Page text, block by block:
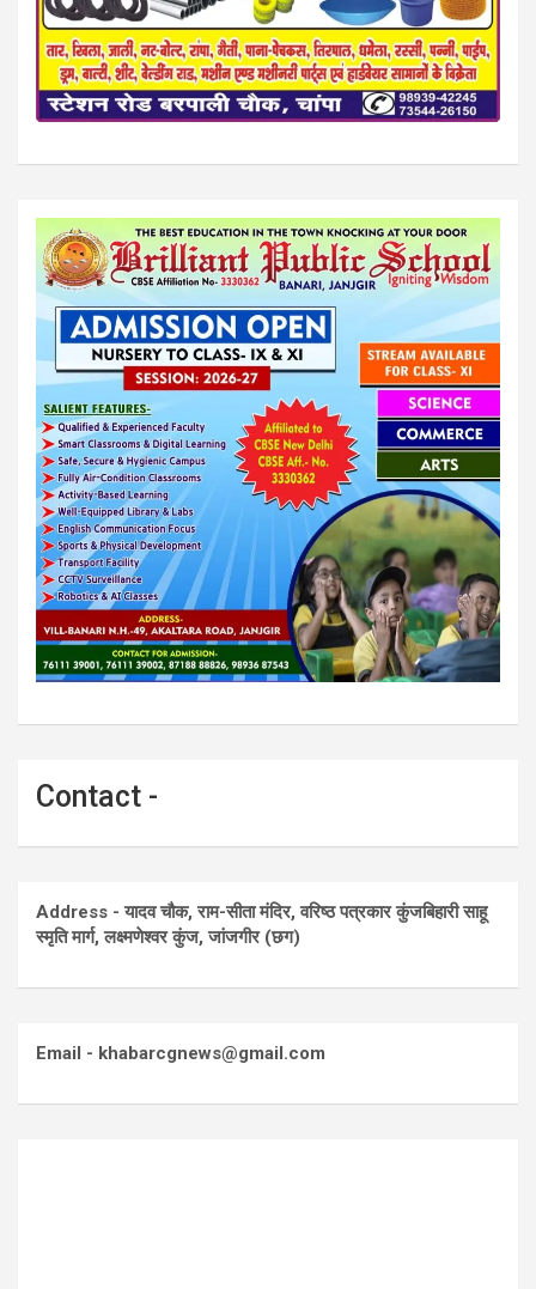
Contact -
Address - यादव चौक, राम-सीता मंदिर, वरिष्ठ पत्रकार कुंजबिहारी साहू
स्मृति मार्ग, लक्ष्मणेश्वर कुंज, जांजगीर (छग)
Email - khabarcgnews@gmail.com